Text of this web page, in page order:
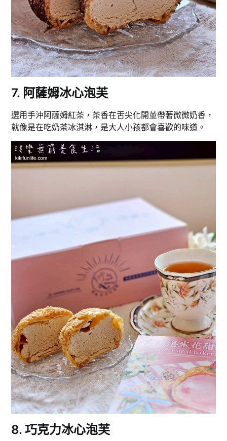
7. 阿薩姆冰心泡芙
選用手沖阿薩姆紅茶，茶香在舌尖化開並帶著微微奶香，
就像是在吃奶茶冰淇淋，是大人小孩都會喜歡的味道。
8. 巧克力冰心泡芙